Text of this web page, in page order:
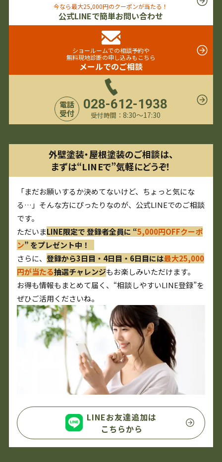
今なら最大25,000円のクーポンが当たる！
公式LINEで簡単お問い合わせ
ショールームでの相談予約や
無料現地診断の申し込みもこちら
メールでのご相談
電話
受付
028-612-1938
受付時間： 8:30〜17:30
外壁塗装・屋根塗装のご相談は、
まずは“LINEで”気軽にどうぞ！
「まだお願いするか決めてないけど、ちょっと気にな
る…」そんな方にぴったりなのが、公式LINEでのご相談
です。
ただいまLINE限定で 登録者全員に “5,000円OFFクーポ
ン” をプレゼント中！
さらに、登録から3日目・4日目・6日目には最大25,000
円が当たる抽選チャレンジもお楽しみいただけます。
お得も情報もまとめて届く、“相談しやすいLINE登録”を
ぜひご活用くださいね。
LINEお友達追加は
こちらから